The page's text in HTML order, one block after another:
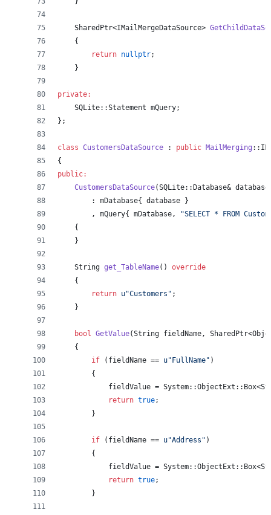
    SharedPtr<IMailMergeDataSource>
    {
return nullptr;
    }
private:
    SQLite::Statement
mQuery;
};
class CustomersDataSource : public MailMerging
{
public:
CustomersDataSource(SQLite::Database&
        :
mDatabase{ database }
        ,
mQuery{ mDatabase, "SELECT * FROM
    {
    }
    String
get_TableName() override
    {
return u"Customers " ;
    }
bool GetValue(String fieldName,
    {
if (fieldName == u" FullName" )
        {
fieldValue =
return true;
        }
if (fieldName == u"Address " )
        {
fieldValue =
return true;
        }